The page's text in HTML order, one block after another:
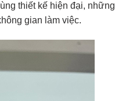
thiết kế hiện đại, những
gian làm việc.